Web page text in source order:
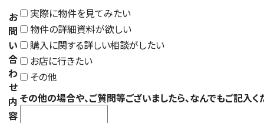
お
問
い
合
わ
せ
内
容
実際に物件を見てみたい
物件の詳細資料が欲しい
購入に関する詳しい相談がしたい
お店に行きたい
その他
その他の場合や、ご質問等ございましたら、なんでもご記入く